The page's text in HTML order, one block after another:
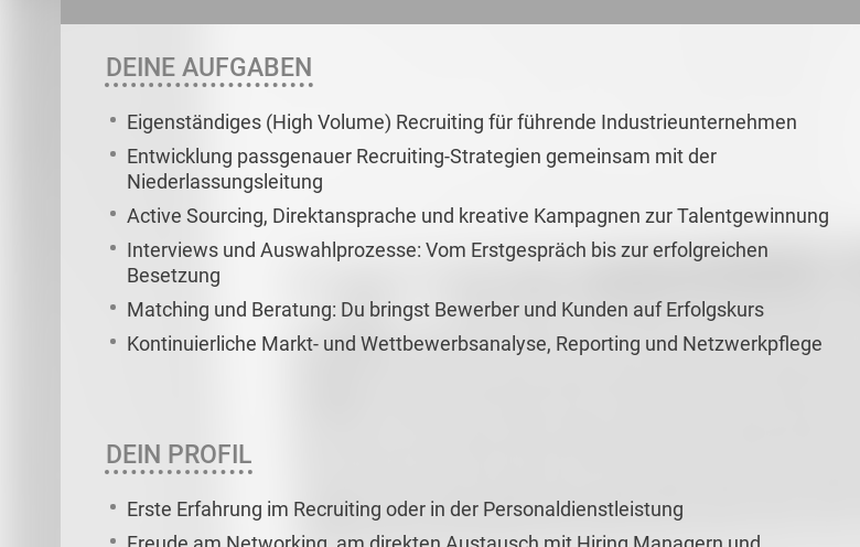
DEINE AUFGABEN
Eigenständiges (High Volume) Recruiting für führende Industrieunternehmen
Entwicklung passgenauer Recruiting-Strategien gemeinsam mit der
Niederlassungsleitung
Active Sourcing, Direktansprache und kreative Kampagnen zur Talentgewinnung
Interviews und Auswahlprozesse: Vom Erstgespräch bis zur erfolgreichen
Besetzung
Matching und Beratung: Du bringst Bewerber und Kunden auf Erfolgs­kurs
Kontinuierliche Markt- und Wettbewerbsanalyse, Reporting und Netzwerkpflege
DEIN PROFIL
Erste Erfahrung im Recruiting oder in der Personaldienstleistung